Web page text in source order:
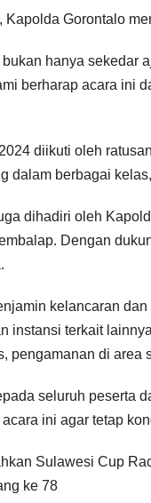
Kapolda Gorontalo
hanya sekedar
berharap acara ini
diikuti oleh
dalam berbagai
dihadiri oleh
Dengan
kelancaran
instansi terkait
pengamanan di area
seluruh peserta
ini agar tetap
Sulawesi Cup
ke 78